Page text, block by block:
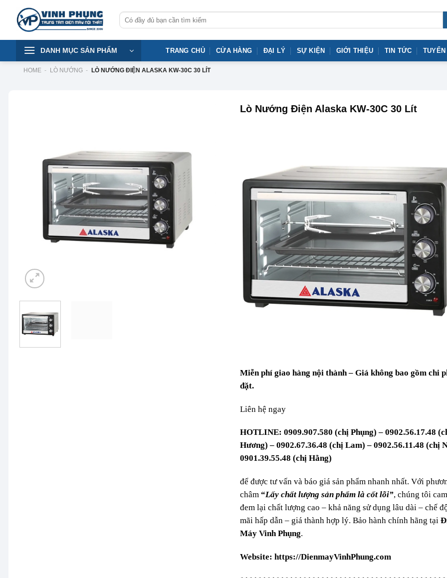
content
Tìm
kiếm:
DANH MỤC SẢN PHẨM TRANG CHỦ CỬA HÀNG ĐẠI LÝ SỰ KIỆN GIỚI THIỆU TIN TỨC TUYỂN
HOME - LÒ NƯỚNG - LÒ NƯỚNG ĐIỆN ALASKA KW-30C 30 LÍT
Lò Nướng Điện Alaska KW-30C 30 Lít
Miễn phí giao hàng nội thành – Giá không bao gồm chi
đặt.
Liên hệ ngay
HOTLINE: 0909.907.580 (chị Phụng) – 0902.56.17.48
Hương) – 0902.67.36.48 (chị Lam) – 0902.56.11.48 (chị
0901.39.55.48 (chị Hằng)
để được tư vấn và báo giá sản phẩm nhanh nhất. Với
châm“Lấy chất lượng sản phẩm là cốt lõi”, chúng tôi
đem lại chất lượng cao – khả năng sử dụng lâu dài – chế
mãi hấp dẫn – giá thành hợp lý. Bảo hành chính hãng tại
Máy Vinh Phụng.
Website: https://DienmayVinhPhung.com